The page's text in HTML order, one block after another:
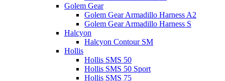
Golem Gear
Golem Gear Armadillo Harness A2
Golem Gear Armadillo Harness S
Halcyon
Halcyon Contour SM
Hollis
Hollis SMS 50
Hollis SMS 50 Sport
Hollis SMS 75